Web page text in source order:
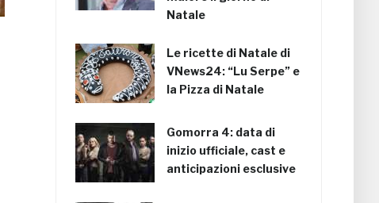
Natale
Le ricette di Natale di
VNews24: “Lu Serpe” e
la Pizza di Natale
Gomorra 4: data di
inizio ufficiale, cast e
anticipazioni esclusive